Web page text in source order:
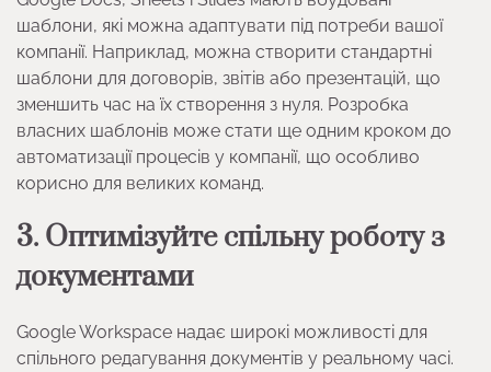
шаблони, які можна адаптувати під потреби вашої
компанії. Наприклад, можна створити стандартні
шаблони для договорів, звітів або презентацій, що
зменшить час на їх створення з нуля. Розробка
власних шаблонів може стати ще одним кроком до
автоматизації процесів у компанії, що особливо
корисно для великих команд.
3. Оптимізуйте спільну роботу з
документами
Google Workspace надає широкі можливості для
спільного редагування документів у реальному часі.